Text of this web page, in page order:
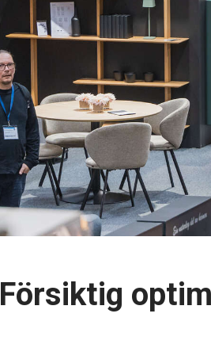
Försiktig